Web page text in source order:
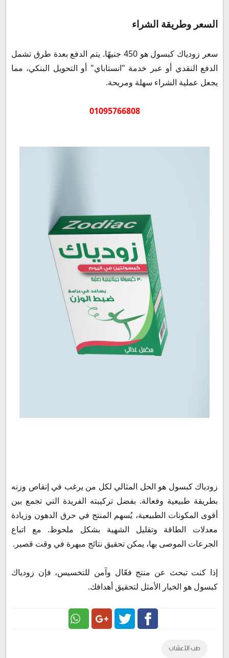
السعر وطريقة الشراء
سعر زودياك كبسول هو 450 جنيهًا. يتم الدفع بعدة طرق تشمل
الدفع النقدي أو عبر خدمة "انستاباي" أو التحويل البنكي، مما
يجعل عملية الشراء سهلة ومريحة.
01095766808
زودياك كبسول هو الحل المثالي لكل من يرغب في إنقاص وزنه
بطريقة طبيعية وفعالة. بفضل تركيبته الفريدة التي تجمع بين
أقوى المكونات الطبيعية، يُسهم المنتج في حرق الدهون وزيادة
معدلات الطاقة وتقليل الشهية بشكل ملحوظ. مع اتباع
الجرعات الموصى بها، يمكن تحقيق نتائج مبهرة في وقت قصير.
إذا كنت تبحث عن منتج فعّال وآمن للتخسيس، فإن زودياك
كبسول هو الخيار الأمثل لتحقيق أهدافك.
طب الأعشاب